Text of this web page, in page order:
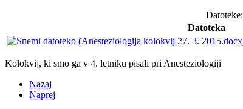
Datoteke:
Datoteka
Kolokvij, ki smo ga v 4. letniku pisali pri Anesteziologiji
Nazaj
Naprej